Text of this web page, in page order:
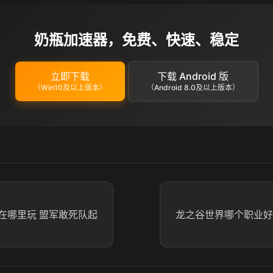
奶瓶加速器，免费、快速、稳定
立即下载
（Win10及以上版本）
下载 Android 版
（Android 8.0及以上版本）
哪里玩 盟军敢死队起 龙之谷世界哪个职业